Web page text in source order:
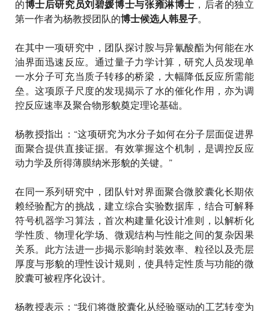
的博士后研究员刘碧媛博士与张雍淋博士 ，后者的独立
第一作者为杨教授团队的博士候选人韩昱子。
在其中一项研究中，团队探讨胺与异氰酸酯为何能在水
油界面迅速反应。通过量子力学计算，研究人员发现单
一水分子可充当质子转移的桥梁，大幅降低反应所需能
垒。这项原子尺度的发现揭示了水的催化作用，亦为调
控反应速率及聚合物形貌奠定理论基础。
杨教授指出：“这项研究为水分子如何在分子层面促进界
面聚合提供直接证据。有效掌握这个机制，是调控反应
动力学及所得薄膜纳米形貌的关键。”
在同一系列研究中，团队针对界面聚合微胶囊化长期依
赖经验配方的挑战，建立综合实验数据库，结合可解释
符号机器学习算法，首次构建量化设计准则，以解析化
学性质、物理化学场、微观结构与性能之间的复杂因果
关系。此方法进一步揭示影响封装效率、粒径以及壳层
厚度与形貌的理性设计规则，使具特定性质与功能的微
胶囊可被程序化设计。
杨教授表示：“我们将微胶囊化从经验驱动的工艺转变为